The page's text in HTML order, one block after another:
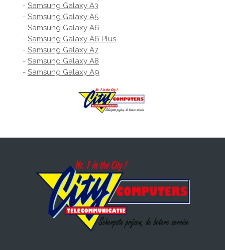
- Samsung Galaxy A3
- Samsung Galaxy A5
- Samsung Galaxy A6
- Samsung Galaxy A6 Plus
- Samsung Galaxy A7
- Samsung Galaxy A8
- Samsung Galaxy A9